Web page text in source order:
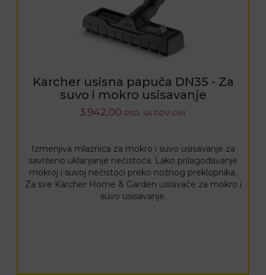
Karcher usisna papuča DN35 - Za
suvo i mokro usisavanje
3.942,00 RSD. SA PDV-OM.
Izmenjiva mlaznica za mokro i suvo usisavanje za
savršeno uklanjanje nečistoća. Lako prilagođavanje
mokroj i suvoj nečistoći preko nožnog preklopnika.
Za sve Kärcher Home & Garden usisivače za mokro i
suvo usisavanje.